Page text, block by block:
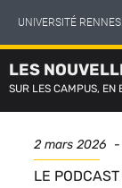
contenu
principal
UNIVERSITÉ
INTERNATIONAL
LES NOUVELLES DE
LES
SUR LES CAMPUS, EN
Date
de
publication
2 mars 2026
SÉRIE
LE